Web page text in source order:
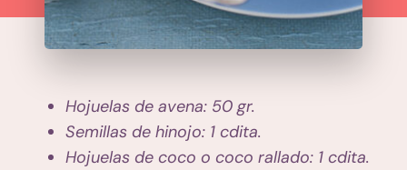
Hojuelas de avena: 50 gr.
Semillas de hinojo: 1 cdita.
Hojuelas de coco o coco rallado: 1 cdita.